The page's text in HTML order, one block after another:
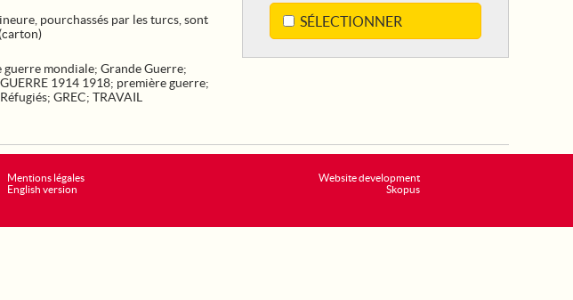
SÉLECTIONNER
pourchassés par les turcs, sont
guerre mondiale; Grande Guerre;
GUERRE 1914 1918; première guerre;
Réfugiés; GREC; TRAVAIL
Website development
Skopus
Mentions légales
English version